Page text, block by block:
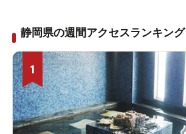
静岡県の週間アクセスランキング
1